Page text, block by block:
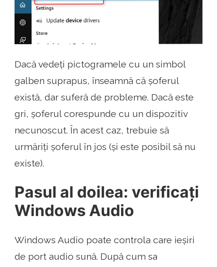
Dacă vedeți pictogramele cu un simbol
galben suprapus, înseamnă că șoferul
există, dar suferă de probleme. Dacă este
gri, șoferul corespunde cu un dispozitiv
necunoscut. În acest caz, trebuie să
urmăriți șoferul în jos (și este posibil să nu
existe).
Pasul al doilea: verificați
Windows Audio
Windows Audio poate controla care ieșiri
de port audio sună. După cum sa